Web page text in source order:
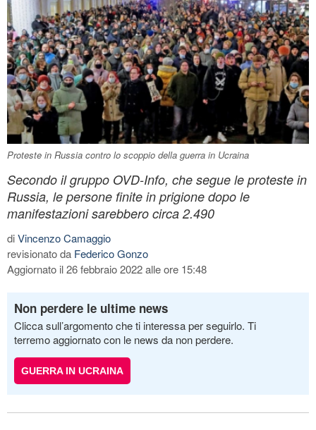
Proteste in Russia contro lo scoppio della guerra in Ucraina
Secondo il gruppo OVD-Info, che segue le proteste in
Russia, le persone finite in prigione dopo le
manifestazioni sarebbero circa 2.490
diVincenzo Camaggio
revisionato da Federico Gonzo
Aggiornato il 26 febbraio 2022 alle ore 15:48
Non perdere le ultime news
Clicca sull’argomento che ti interessa per seguirlo. Ti
terremo aggiornato con le news da non perdere.
GUERRA IN UCRAINA